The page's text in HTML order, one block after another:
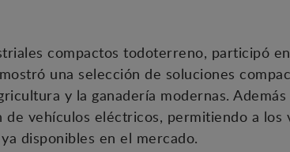
compactos todoterreno, participó
una selección de soluciones
y la ganadería modernas.
de vehículos eléctricos, permitiendo a
disponibles en el mercado.